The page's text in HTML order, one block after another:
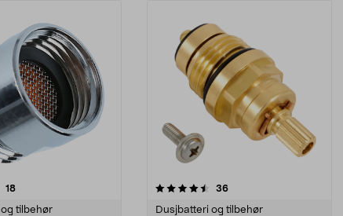
18anmeldelser
tilbehør
av 5 stjerner 36anmeldelser
Dusjbatteri og tilbehør
4.5 av 5 stjerner